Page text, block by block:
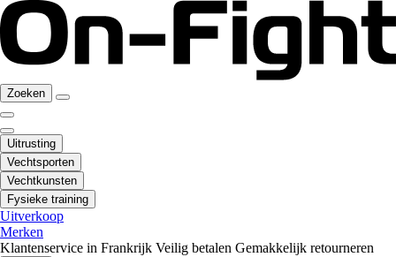
Zoeken
Uitrusting
Vechtsporten
Vechtkunsten
Fysieke training
Uitverkoop
Merken
Klantenservice in Frankrijk Veilig betalen Gemakkelijk retourneren